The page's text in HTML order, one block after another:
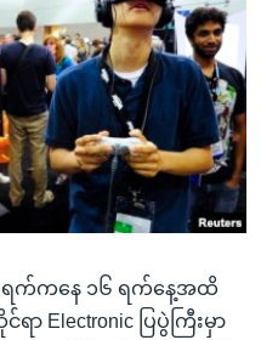
ား
၄ ရက်ကနေ ၁၆ ရက်နေ့အထိ
ရာ Electronic ပြပွဲကြီးမှာ